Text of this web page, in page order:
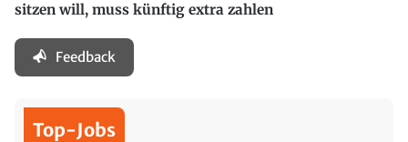
sitzen will, muss künftig extra zahlen
Feedback
Top-Jobs